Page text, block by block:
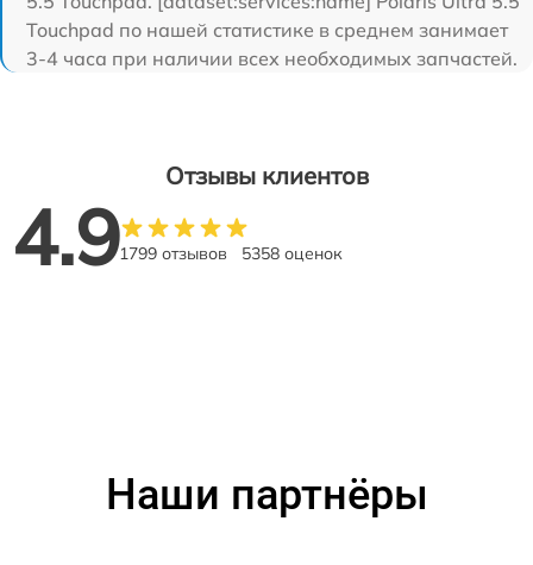
Touchpad по нашей статистике в среднем занимает
3-4 часа при наличии всех необходимых запчастей.
Отзывы клиентов
4.91799 отзывов 5358 оценок
Наши партнёры